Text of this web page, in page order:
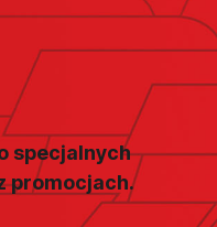
specjalnych
promocjach.